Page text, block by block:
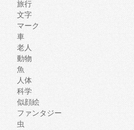
旅行
文字
マーク
車
老人
動物
魚
人体
科学
似顔絵
ファンタジー
虫